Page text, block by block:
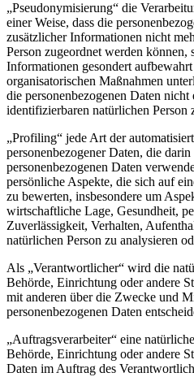
„Pseudonymisierung“ die
einer Weise, dass die
zusätzlicher Informationen nicht
Person zugeordnet werden können,
Informationen gesondert
organisatorischen Maßnahmen
die personenbezogenen Daten
identifizierbaren natürlichen Person
„Profiling“ jede Art der
personenbezogener Daten, die darin
personenbezogenen Daten
persönliche Aspekte, die sich auf
zu bewerten, insbesondere um
wirtschaftliche Lage, Gesundheit,
Zuverlässigkeit, Verhalten,
natürlichen Person zu analysieren
Als „Verantwortlicher“ wird die
Behörde, Einrichtung oder andere
mit anderen über die Zwecke und
personenbezogenen Daten
„Auftragsverarbeiter“ eine
Behörde, Einrichtung oder andere
Daten im Auftrag des